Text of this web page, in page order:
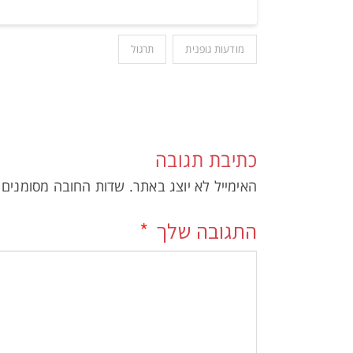
מודעות גופנית תרגול
כתיבת תגובה
האימייל לא יוצג באתר. שדות החובה
התגובה שלך *